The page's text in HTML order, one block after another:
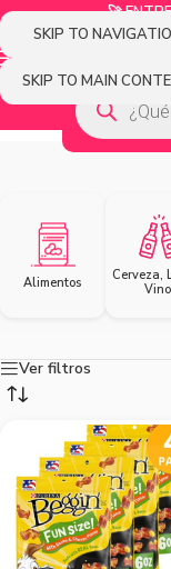
SKIP TO
SKIP TO MAIN
🚀
Alimentos
Cerveza,
Vino
Ver filtros